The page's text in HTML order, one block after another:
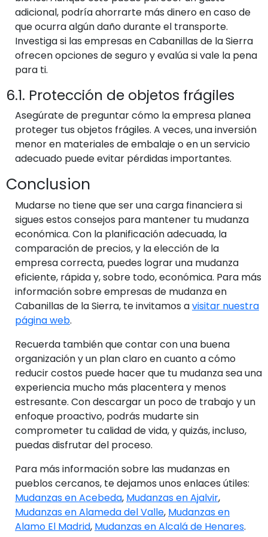
adicional, podría ahorrarte más dinero en caso de
que ocurra algún daño durante el transporte.
Investiga si las empresas en Cabanillas de la Sierra
ofrecen opciones de seguro y evalúa si vale la pena
para ti.
6.1. Protección de objetos frágiles
Asegúrate de preguntar cómo la empresa planea
proteger tus objetos frágiles. A veces, una inversión
menor en materiales de embalaje o en un servicio
adecuado puede evitar pérdidas importantes.
Conclusion
Mudarse no tiene que ser una carga financiera si
sigues estos consejos para mantener tu mudanza
económica. Con la planificación adecuada, la
comparación de precios, y la elección de la
empresa correcta, puedes lograr una mudanza
eficiente, rápida y, sobre todo, económica. Para más
información sobre empresas de mudanza en
Cabanillas de la Sierra, te invitamos avisitar nuestra
página web.
Recuerda también que contar con una buena
organización y un plan claro en cuanto a cómo
reducir costos puede hacer que tu mudanza sea una
experiencia mucho más placentera y menos
estresante. Con descargar un poco de trabajo y un
enfoque proactivo, podrás mudarte sin
comprometer tu calidad de vida, y quizás, incluso,
puedas disfrutar del proceso.
Para más información sobre las mudanzas en
pueblos cercanos, te dejamos unos enlaces útiles:
Mudanzas en Acebeda, Mudanzas en Ajalvir,
Mudanzas en Alameda del Valle, Mudanzas en
Alamo El Madrid, Mudanzas en Alcalá de Henares.